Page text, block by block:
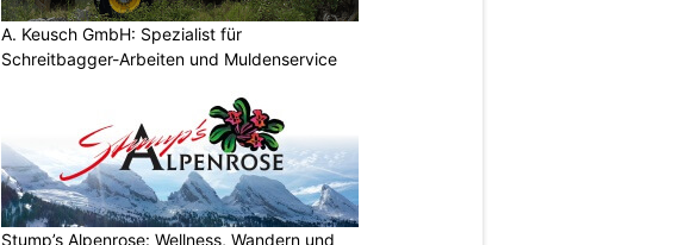
A. Keusch GmbH: Spezialist für
Schreitbagger-Arbeiten und Muldenservice
Stump’s Alpenrose: Wellness, Wandern und